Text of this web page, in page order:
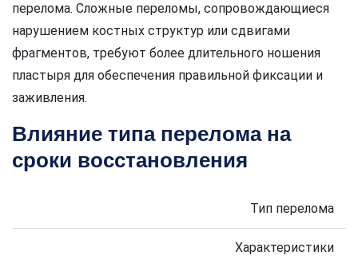
перелома. Сложные переломы, сопровождающиеся
нарушением костных структур или сдвигами
фрагментов, требуют более длительного ношения
пластыря для обеспечения правильной фиксации и
заживления.
Влияние типа перелома на
сроки восстановления
Тип перелома
Характеристики